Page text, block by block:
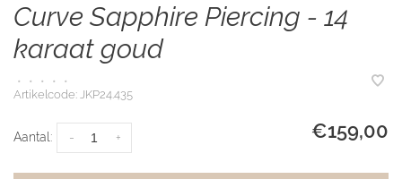
Curve Sapphire Piercing - 14
karaat goud
• • • •
•
Artikelcode: JKP24.435
Aantal: +
- €159,00